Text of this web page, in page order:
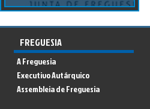
FREGUESIA
A Freguesia
Executivo Autárquico
Assembleia de Freguesia